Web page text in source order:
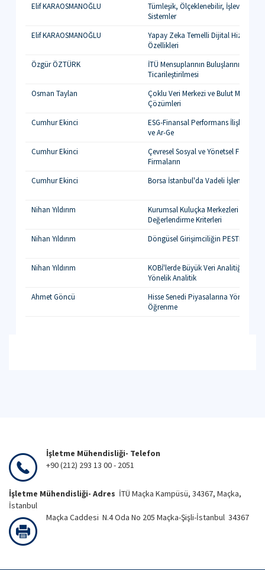
Elif KARAOSMANOĞLU
Tümleşik, Ölçeklenebilir, İşlevsel
Sistemler
Elif KARAOSMANOĞLU
Yapay Zeka Temelli Dijital
Özellikleri
Özgür ÖZTÜRK
İTÜ Mensuplarının Buluşlarının
Ticarileştirilmesi
Osman Taylan
Çoklu Veri Merkezi ve Bulut
Çözümleri
Cumhur Ekinci
ESG-Finansal Performans İlişkisi ve
ve Ar-Ge
Cumhur Ekinci
Çevresel Sosyal ve Yönetsel
Firmaların
Cumhur Ekinci
Borsa İstanbul'da Vadeli İşlem
Nihan Yıldırım
Kurumsal Kuluçka Merkezleri için
Değerlendirme Kriterleri
Nihan Yıldırım
Döngüsel Girişimciliğin PESTLE
Nihan Yıldırım
KOBİ'lerde Büyük Veri Analitiği
Yönelik Analitik
Ahmet Göncü
Hisse Senedi Piyasalarına Yönelik
Öğrenme
İşletme Mühendisliği- Telefon
+90 (212) 293 13 00 - 2051
İşletme Mühendisliği- Adres İTÜ Maçka Kampüsü, 34367, Maçka,
İstanbul
Maçka Caddesi N.4 Oda No 205 Maçka-Şişli-İstanbul 34367